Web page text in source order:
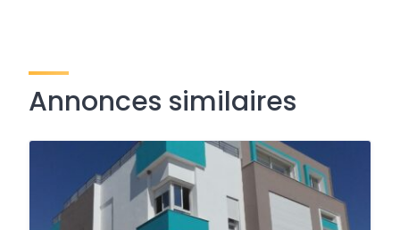
Annonces similaires